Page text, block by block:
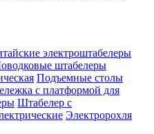
электроштабелеры
штабелеры
Подъемные столы
с платформой для
Штабелер с
Электророхля